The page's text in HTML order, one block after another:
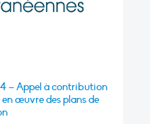
– Appel à contribution
œuvre des plans de